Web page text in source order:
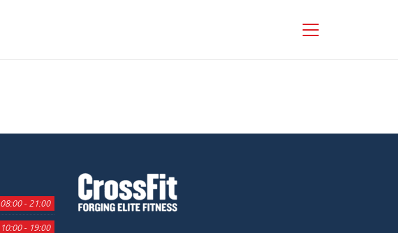
08:00 - 21:00
10:00 - 19:00